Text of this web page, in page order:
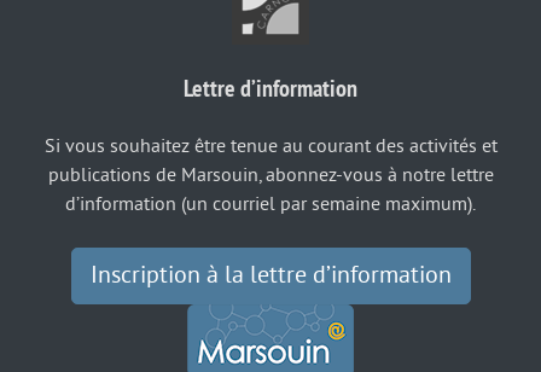
Lettre d’information
Si vous souhaitez être tenue au courant des activités et
publications de Marsouin, abonnez-vous à notre lettre
d’information (un courriel par semaine maximum).
Inscription à la lettre d’information